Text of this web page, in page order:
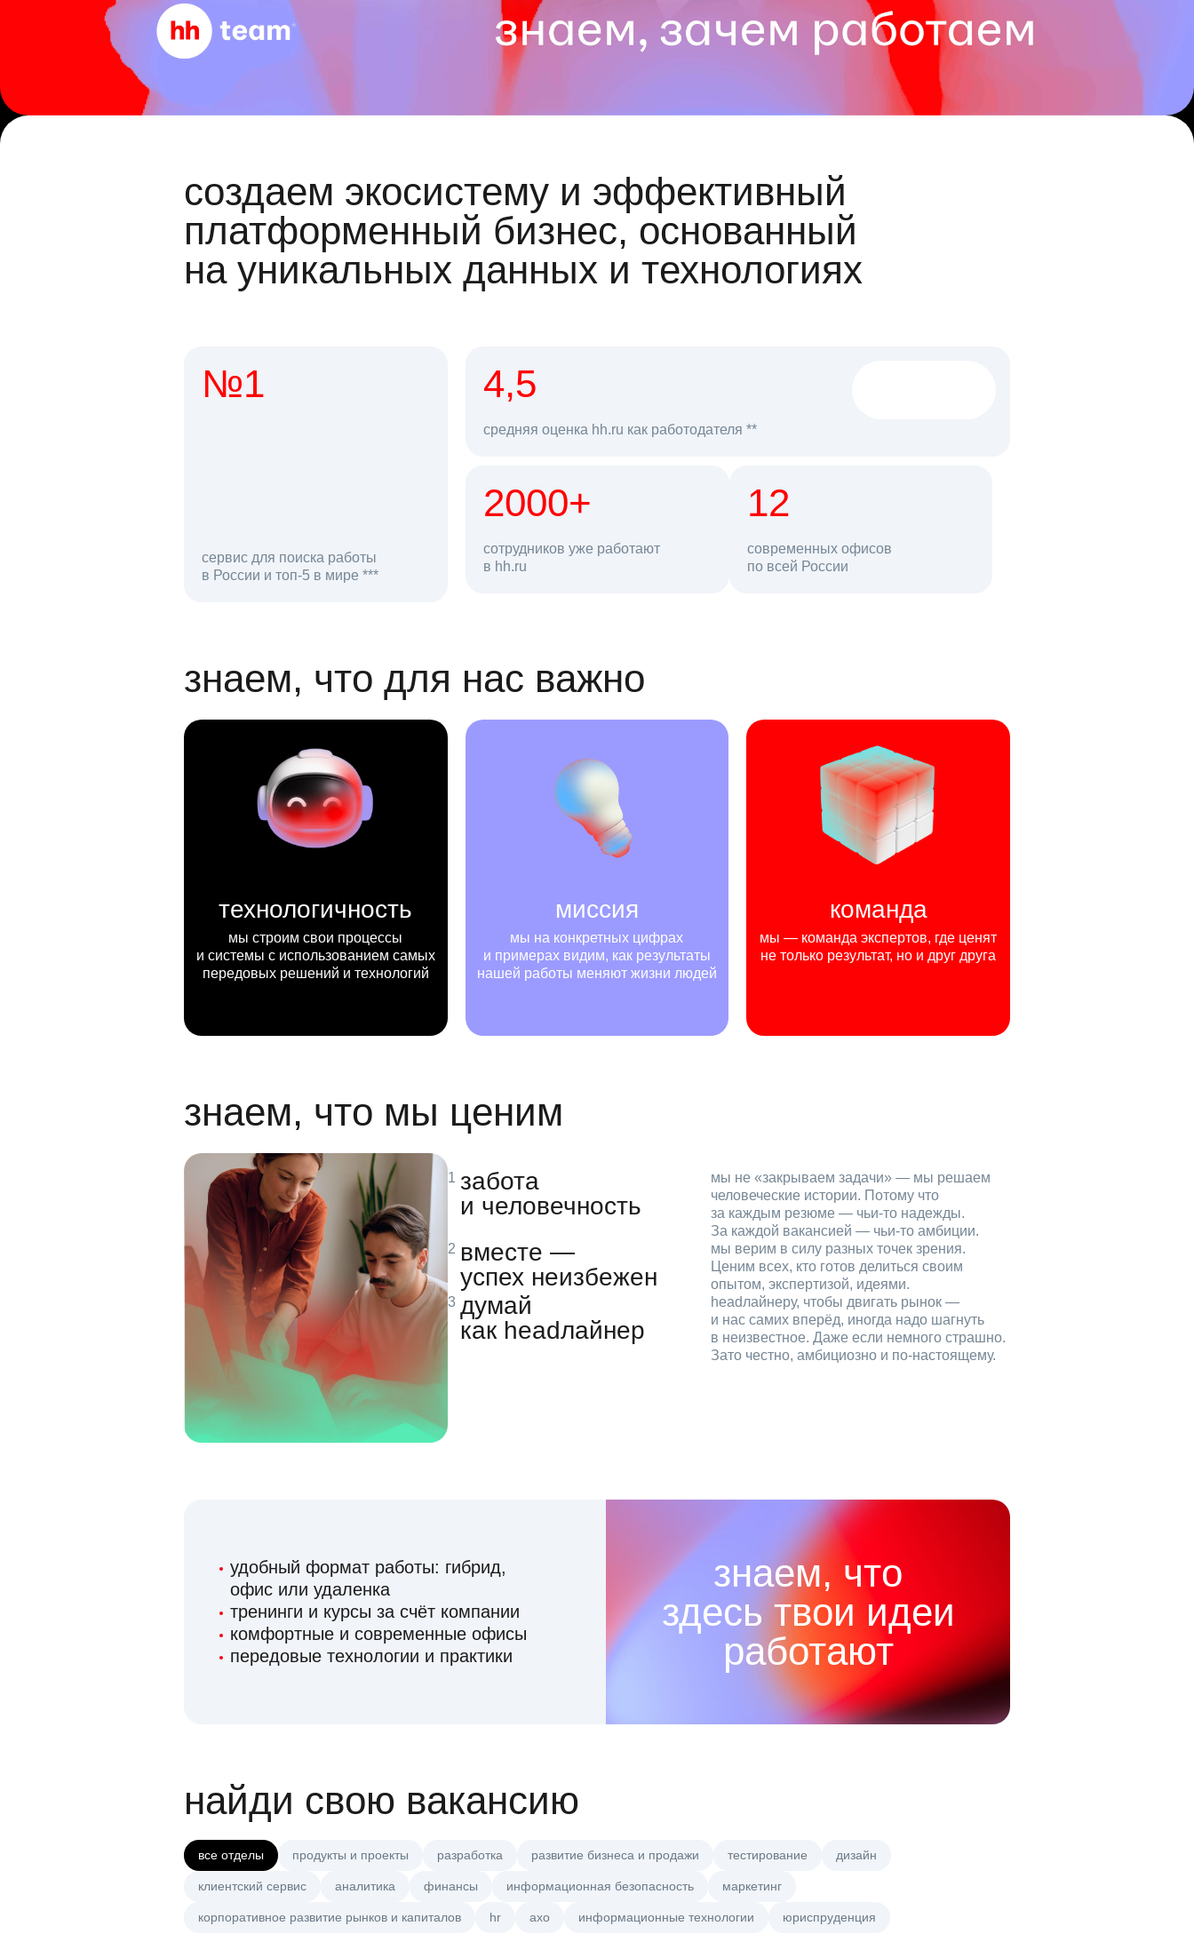
создаем экосистему и эффективный
платформенный бизнес, основанный
на уникальных данных и технологиях
№1
сервис для поиска работы
в России и топ-5 в мире ***
откликов на вакансии
4,5
средняя оценка hh.ru как работодателя **
2000+
сотрудников уже работают
в hh.ru
68 млн 12
современных офисов
по всей Россиипользователей в день
знаем, что для нас важно
технологичность
мы строим свои процессы
и системы с использованием самых
передовых решений и технологий
миссия
мы на конкретных цифрах
и примерах видим, как результаты
нашей работы меняют жизни людей
команда
мы — команда экспертов, где ценят
не только результат, но и друг друга
знаем, что мы ценим
забота
и человечность
мы не «закрываем задачи» — мы решаем
человеческие истории. Потому что
за каждым резюме — чьи‑то надежды.
За каждой вакансией — чьи‑то амбиции.
вместе —
успех неизбежен
мы верим в силу разных точек зрения.
Ценим всех, кто готов делиться своим
опытом, экспертизой, идеями.
думай
как headлайнер
headлайнеру, чтобы двигать рынок —
и нас самих вперёд, иногда надо шагнуть
в неизвестное. Даже если немного страшно.
Зато честно, амбициозно и по‑настоящему.
удобный формат работы: гибрид,
офис или удаленка
тренинги и курсы за счёт компании
комфортные и современные офисы
передовые технологии и практики
знаем, что
здесь твои идеи
работают
найди свою вакансию
все отделы продукты и проекты разработка развитие бизнеса и продажи тестирование дизайн
клиентский сервис аналитика финансы информационная безопасность маркетинг
корпоративное развитие рынков и капиталов hr axo информационные технологии юриспруденция